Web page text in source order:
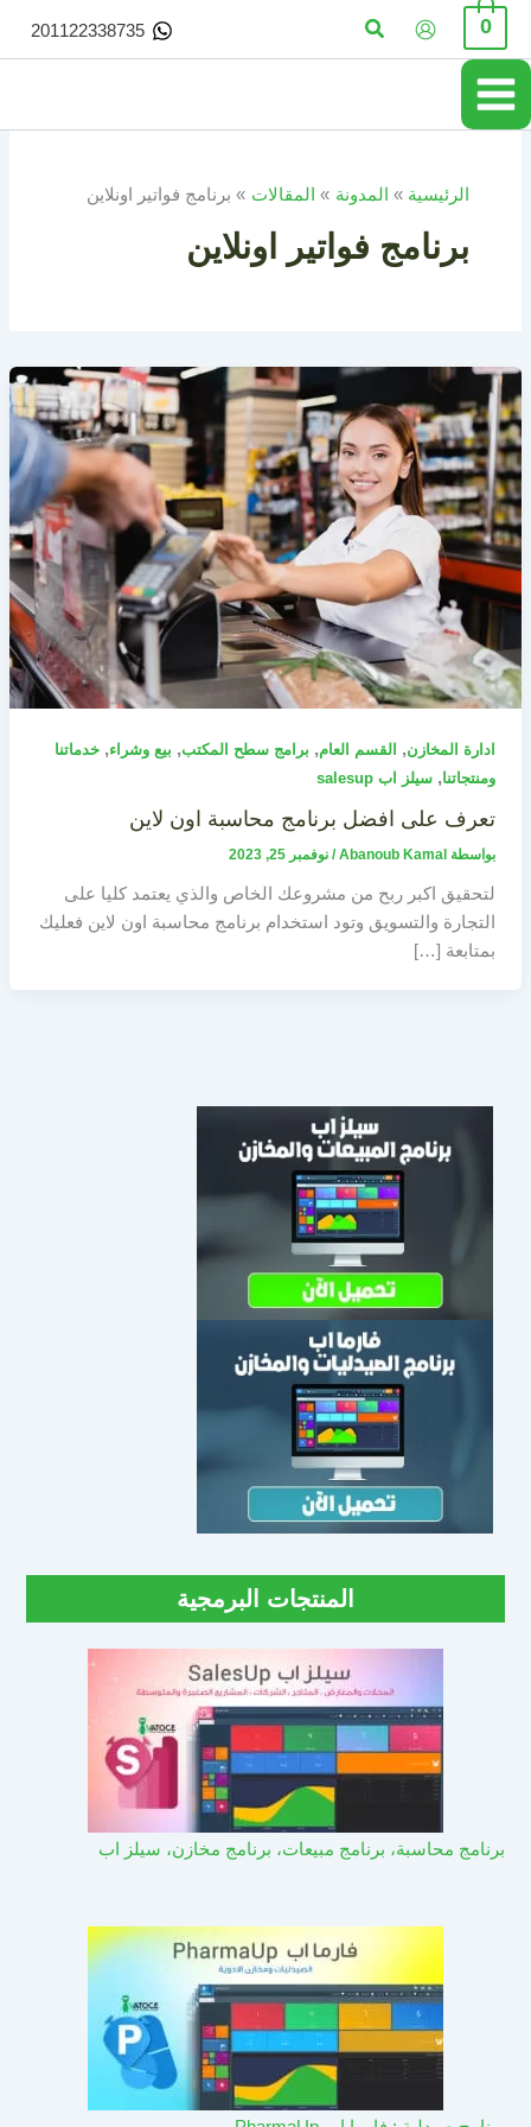
تخطي
المحتوى
0 البحث 201122338735
الرئيسية المدونة المقالات برنامج فواتير اونلاين
برنامج فواتير اونلاين
ادارة المخازن, القسم العام, برامج سطح المكتب, بيع وشراء, خدماتنا
ومنتجاتنا, سيلز اب salesup
تعرف على افضل برنامج محاسبة اون لاين
بواسطة Abanoub Kamal
/ نوفمبر 25, 2023
لتحقيق اكبر ربح من مشروعك الخاص والذي يعتمد كليا على
التجارة والتسويق وتود استخدام برنامج محاسبة اون لاين فعليك
بمتابعة […]
المنتجات البرمجية
برنامج محاسبة، برنامج مبيعات، برنامج مخازن، سيلز اب